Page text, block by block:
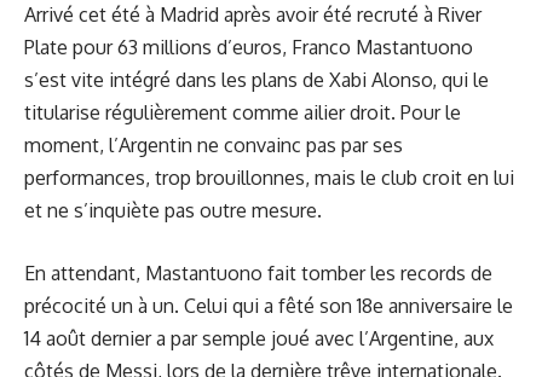
Arrivé cet été à Madrid après avoir été recruté à River
Plate pour 63 millions d’euros, Franco Mastantuono
s’est vite intégré dans les plans de Xabi Alonso, qui le
titularise régulièrement comme ailier droit. Pour le
moment, l’Argentin ne convainc pas par ses
performances, trop brouillonnes, mais le club croit en lui
et ne s’inquiète pas outre mesure.
En attendant, Mastantuono fait tomber les records de
précocité un à un. Celui qui a fêté son 18e anniversaire le
14 août dernier a par semple joué avec l’Argentine, aux
côtés de Messi, lors de la dernière trêve internationale.